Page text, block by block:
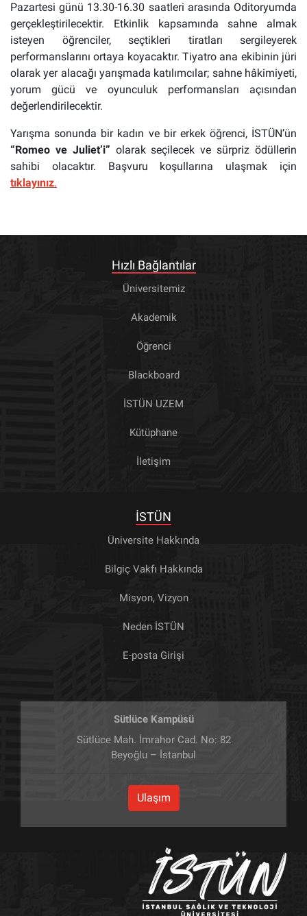
Pazartesi günü 13.30-16.30 saatleri arasında Oditoryumda
gerçekleştirilecektir. Etkinlik kapsamında sahne almak
isteyen öğrenciler, seçtikleri tiratları sergileyerek
performanslarını ortaya koyacaktır. Tiyatro ana ekibinin jüri
olarak yer alacağı yarışmada katılımcılar; sahne hâkimiyeti,
yorum gücü ve oyunculuk performansları açısından
değerlendirilecektir.
Yarışma sonunda bir kadın ve bir erkek öğrenci, İSTÜN’ün
“Romeo ve Juliet’i” olarak seçilecek ve sürpriz ödüllerin
sahibi olacaktır. Başvuru koşullarına ulaşmak için
tıklayınız.
Hızlı Bağlantılar
Üniversitemiz
Akademik
Öğrenci
Blackboard
İSTÜN UZEM
Kütüphane
İletişim
İSTÜN
Üniversite Hakkında
Bilgiç Vakfı Hakkında
Misyon, Vizyon
Neden İSTÜN
E-posta Girişi
Sütlüce Kampüsü
Sütlüce Mah. İmrahor Cad. No: 82
Beyoğlu – İstanbul
Ulaşım